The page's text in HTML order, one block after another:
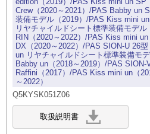
Crew（2020～2021）/PAS Babby un
装備モデル（2019）/PAS Kiss mini
リヤチャイルドシート標準装備モデル
RIN（2020～2022）/PAS Kiss mini
DX（2020～2022）/PAS SION-U 26
un リヤチャイルドシート標準装備モ
Babby un（2018～2019）/PAS SION-
Raffini（2017）/PAS Kiss mini un（
～2022）
Q5KYSK051Z06